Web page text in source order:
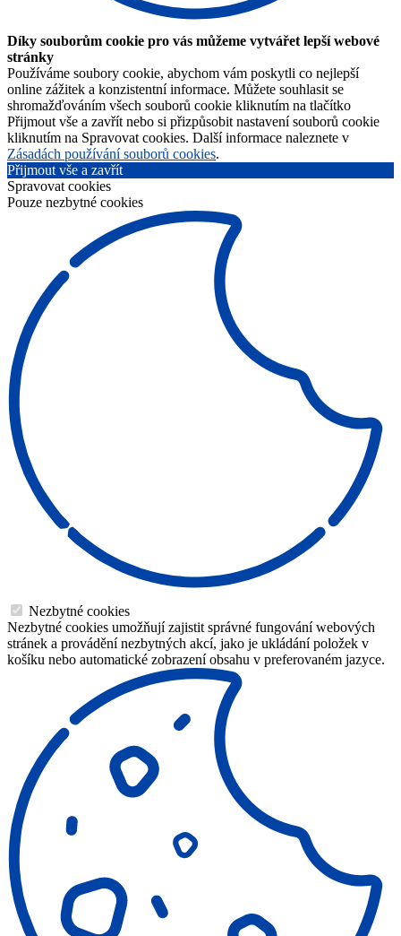
Díky souborům cookie pro vás můžeme vytvářet lepší webové
stránky
Používáme soubory cookie, abychom vám poskytli co nejlepší
online zážitek a konzistentní informace. Můžete souhlasit se
shromažďováním všech souborů cookie kliknutím na tlačítko
Přijmout vše a zavřít nebo si přizpůsobit nastavení souborů cookie
kliknutím na Spravovat cookies. Další informace naleznete v
Zásadách používání souborů cookies.
Přijmout vše a zavřít
Spravovat cookies
Pouze nezbytné cookies
Nezbytné cookies
Nezbytné cookies umožňují zajistit správné fungování webových
stránek a provádění nezbytných akcí, jako je ukládání položek v
košíku nebo automatické zobrazení obsahu v preferovaném jazyce.